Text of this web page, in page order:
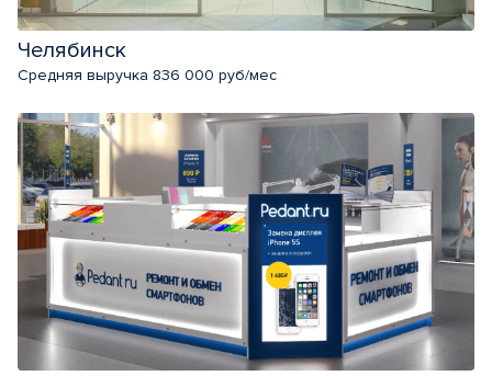
Челябинск
Средняя выручка 836 000 руб/мес